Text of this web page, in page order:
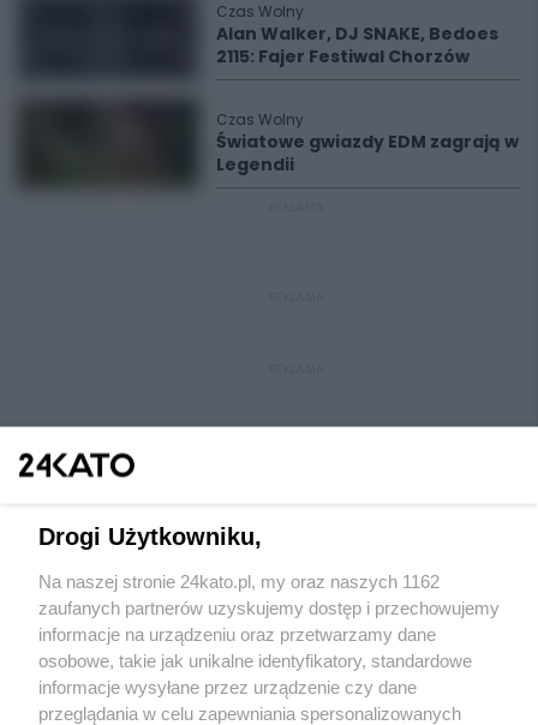
Czas Wolny
Alan Walker, DJ SNAKE, Bedoes
2115: Fajer Festiwal Chorzów
Czas Wolny
Światowe gwiazdy EDM zagrają w
Legendii
Wydawca mediów lokalnych
Drogi Użytkowniku,
Na naszej stronie 24kato.pl, my oraz naszych 1162
zaufanych partnerów uzyskujemy dostęp i przechowujemy
informacje na urządzeniu oraz przetwarzamy dane
osobowe, takie jak unikalne identyfikatory, standardowe
informacje wysyłane przez urządzenie czy dane
przeglądania w celu zapewniania spersonalizowanych